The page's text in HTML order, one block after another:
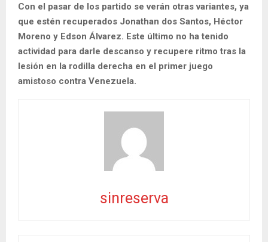
Con el pasar de los partido se verán otras variantes, ya
que estén recuperados Jonathan dos Santos, Héctor
Moreno y Edson Álvarez. Este último no ha tenido
actividad para darle descanso y recupere ritmo tras la
lesión en la rodilla derecha en el primer juego
amistoso contra Venezuela.
sinreserva